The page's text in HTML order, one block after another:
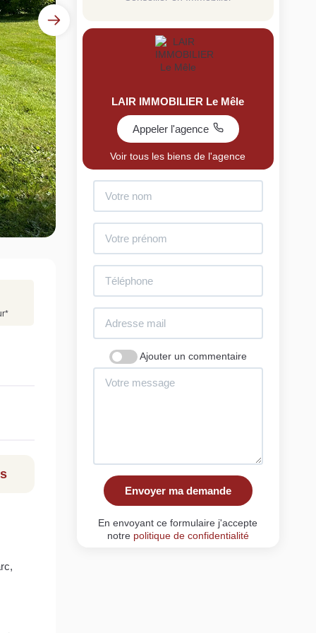
votre bien en ligne.
et gratuit, recevez votre estimation en
clics.
mon bien maintenant
*
LAIR IMMOBILIER Le Mêle
Appeler l'agence
Voir tous les biens de l'agence
Ajouter un commentaire
Envoyer ma demande
En envoyant ce formulaire j'accepte
notre politique de confidentialité